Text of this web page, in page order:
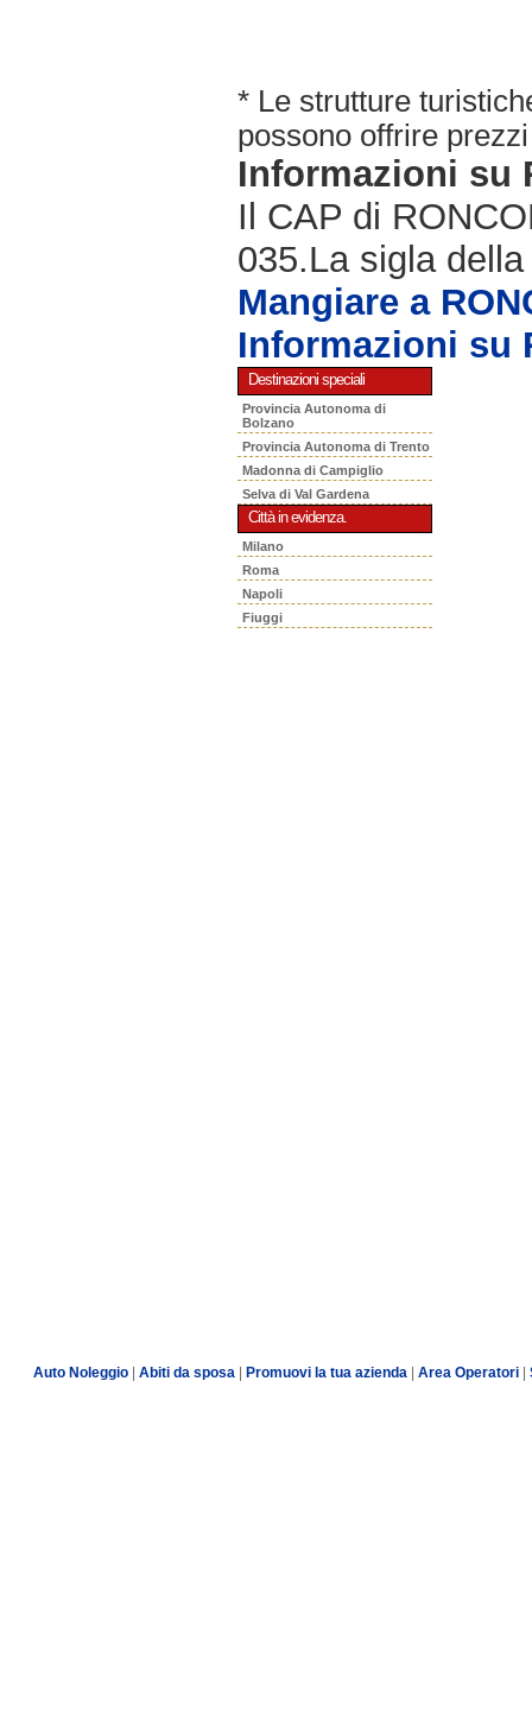
* Le strutture
possono offrire
Informazioni su
Il CAP di
035.La sigla
Mangiare a
Informazioni su
Destinazioni speciali
Provincia Autonoma di
Bolzano
Provincia Autonoma di Trento
Madonna di Campiglio
Selva di Val Gardena
Città in evidenza.
Milano
Roma
Napoli
Fiuggi
Auto Noleggio Abiti da sposa Promuovi la tua azienda Area Operatori